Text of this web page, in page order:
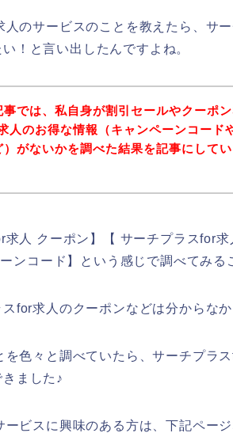
のサービスのことを教えたら、サ
！と言い出したんですよね。
では、私自身が割引セールやクーポ
人のお得な情報（キャンペーンコード
がないかを調べた結果を記事にしてい
人 クーポン】【 サーチプラスfor求
ンコード】という感じで調べてみる
for求人のクーポンなどは分からなか
色々と調べていたら、サーチプラ
ました♪
ビスに興味のある方は、下記ペー